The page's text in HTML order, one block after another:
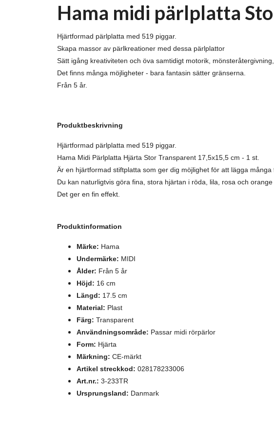
Hama midi pärlplatta
Hjärtformad pärlplatta med 519 piggar.
Skapa massor av pärlkreationer med dessa pärlplattor
Sätt igång kreativiteten och öva samtidigt motorik,
Det finns många möjligheter - bara fantasin sätter gränserna.
Från 5 år.
Produktbeskrivning
Hjärtformad pärlplatta med 519 piggar.
Hama Midi Pärlplatta Hjärta Stor Transparent 17,5x15,5 cm - 1 st.
Är en hjärtformad stiftplatta som ger dig möjlighet för att lägga många
Du kan naturligtvis göra fina, stora hjärtan i röda, lila, rosa och
Det ger en fin effekt.
Produktinformation
Märke: Hama
Undermärke: MIDI
Ålder: Från 5 år
Höjd: 16 cm
Längd: 17.5 cm
Material: Plast
Färg: Transparent
Användningsområde: Passar midi rörpärlor
Form: Hjärta
Märkning: CE-märkt
Artikel streckkod: 028178233006
Art.nr.: 3-233TR
Ursprungsland: Danmark